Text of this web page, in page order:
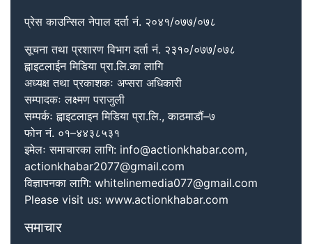
प्रेस काउन्सिल नेपाल दर्ता नं. २०४१/०७७/०७८
सूचना तथा प्रशारण विभाग दर्ता नं. २३१०/०७७/०७८
ह्वाइटलाईन मिडिया प्रा.लि.का लागि
अध्यक्ष तथा प्रकाशकः अप्सरा अधिकारी
सम्पादकः लक्ष्मण पराजुली
सम्पर्कः ह्वाइटलाइन मिडिया प्रा.लि., काठमाडौं–७
फोन नं. ०१–४४३८५३१
इमेलः समाचारका लागि: info@actionkhabar.com,
actionkhabar2077@gmail.com
विज्ञापनका लागि: whitelinemedia077@gmail.com
Please visit us: www.actionkhabar.com
समाचार